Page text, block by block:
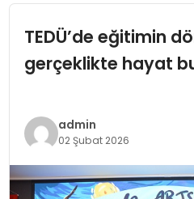
DÜNYA
EKONOMI
SPOR
TEKNOLOJI
TEDÜ’de eğitimin
gerçeklikte hayat
admin
02 Şubat 2026